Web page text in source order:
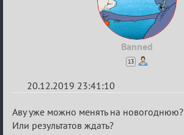
Banned
13
20.12.2019 23:41:10
Re:
Обсуждение
Аву уже можно менять на новогоднюю?
Или результатов ждать?